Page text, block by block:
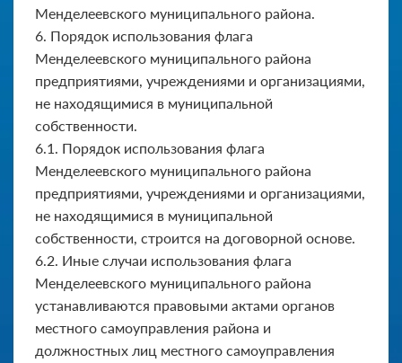
Менделеевского муниципального района.
6. Порядок использования флага
Менделеевского муниципального района
предприятиями, учреждениями и организациями,
не находящимися в муниципальной
собственности.
6.1. Порядок использования флага
Менделеевского муници­пального района
предприятиями, учреждениями и организациями,
не находящимися в муниципальной
собственности, строится на договорной основе.
6.2. Иные случаи использования флага
Менделеевского муни­ципального района
устанавливаются правовыми актами органов
местного самоуправления района и
должностных лиц местного самоуправления